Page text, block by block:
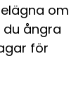
om
du ångra
för